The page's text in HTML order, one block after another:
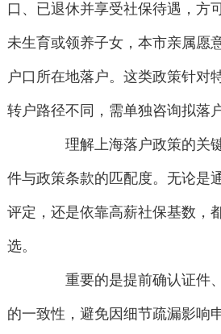
口、已退休并享受社保待遇，方
未生育或领养子女，本市亲属愿
户口所在地落户。这类政策针对
转户路径不同，需单独咨询拟落
理解上海落户政策的关
件与政策条款的匹配度。无论是
评定，还是依靠高薪社保基数，
选。
重要的是提前确认证件
的一致性，避免因细节疏漏影响